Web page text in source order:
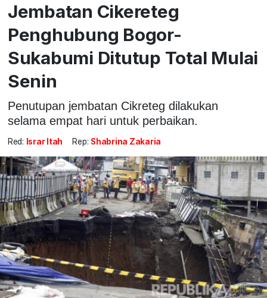
Jembatan Cikereteg
Penghubung Bogor-
Sukabumi Ditutup Total Mulai
Senin
Penutupan jembatan Cikreteg dilakukan
selama empat hari untuk perbaikan.
Red: Israr Itah Rep: Shabrina Zakaria